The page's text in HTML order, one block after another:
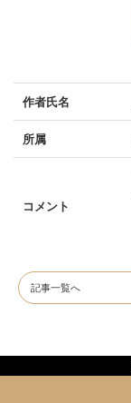
作者氏名
所属
コメント
記事一覧へ